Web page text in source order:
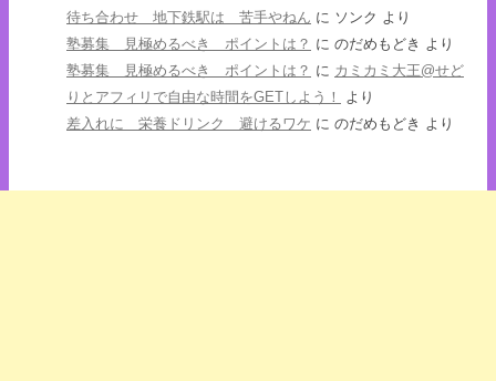
待ち合わせ 地下鉄駅は 苦手やねん に ソンク より
塾募集 見極めるべき ポイントは？ に のだめもどき より
塾募集 見極めるべき ポイントは？ に カミカミ大王@せど
りとアフィリで自由な時間をGETしよう！
より
差入れに 栄養ドリンク 避けるワケ に のだめもどき より